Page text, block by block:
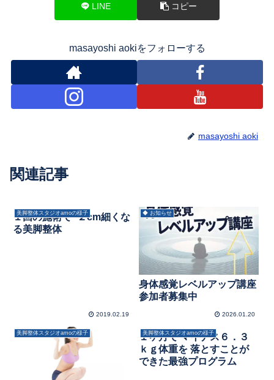
LINE コピー
masayoshi aokiをフォローする
masayoshi aoki
関連記事
美脚整体スタジオamoの様子
１回の施術で−２cm細くな
る美脚整体
2019.02.19
◆ お知らせ
身体感覚レベルアップ講座
参加者募集中
2026.01.20
美脚整体スタジオamoの様子 美脚整体スタジオamoの様子
１ヶ月で マイナス６．３
ｋｇ体重を 落とすことが
できた最強プログラム